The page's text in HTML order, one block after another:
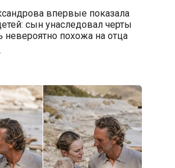
впервые показала
сын унаследовал черты
похожа на отца